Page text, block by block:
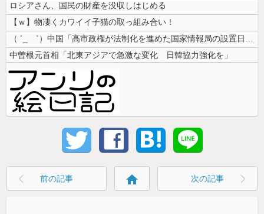
ロシアさん、国民の財産を没収しはじめる
【ｗ】物凄くカワイイ子猫の取っ組み合い！
（ ´_ゝ`）中国「高市政権が法制化を進めた国家情報局の設置日が7月3...
中曽根元首相「北東アジアで急激な変化 日韓協力強化を」
前の記事 home 次の記事